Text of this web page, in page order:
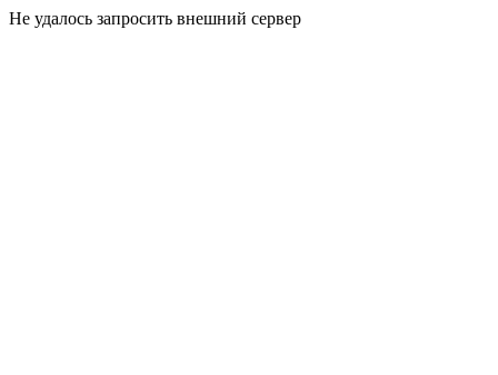
Не удалось запросить внешний сервер